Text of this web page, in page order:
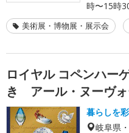
時〜15時
美術展・博物展・展示会
ロイヤル コペンハー
き アール・ヌーヴ
暮らしを
岐阜県